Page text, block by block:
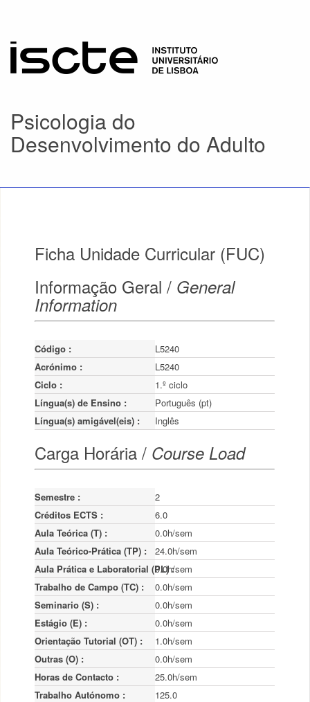
Psicologia do
Desenvolvimento do Adulto
Ficha Unidade Curricular (FUC)
Informação Geral / General
Information
Código :
L5240
Acrónimo :
L5240
Ciclo :
1.º ciclo
Língua(s) de Ensino :
Português (pt)
Língua(s) amigável(eis) :
Inglês
Carga Horária / Course Load
Semestre :
2
Créditos ECTS :
6.0
Aula Teórica (T) :
0.0h/sem
Aula Teórico-Prática (TP) :
24.0h/sem
Aula Prática e Laboratorial (PL) :0.0h/sem
Trabalho de Campo (TC) :
0.0h/sem
Seminario (S) :
0.0h/sem
Estágio (E) :
0.0h/sem
Orientação Tutorial (OT) :
1.0h/sem
Outras (O) :
0.0h/sem
Horas de Contacto :
25.0h/sem
Trabalho Autónomo :
125.0